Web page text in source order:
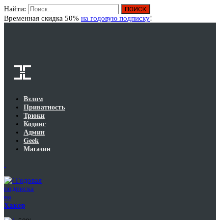
Найти:
Временная скидка 50% на годовую подписку!
Взлом
Приватность
Трюки
Кодинг
Админ
Geek
Магазин
Годовая
подписка
на
Хакер